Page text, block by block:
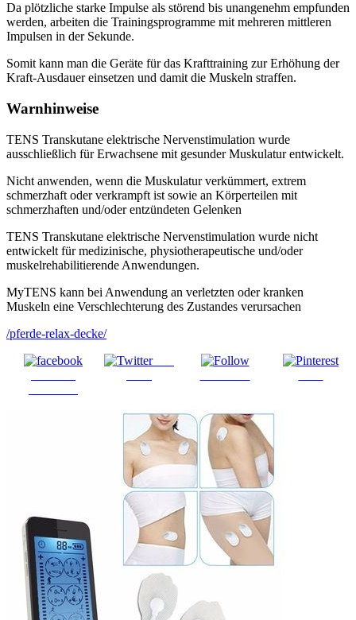
Da plötzliche starke Impulse als störend bis unangenehm empfunden
werden, arbeiten die Trainingsprogramme mit mehreren mittleren
Impulsen in der Sekunde.
Somit kann man die Geräte für das Krafttraining zur Erhöhung der
Kraft-Ausdauer einsetzen und damit die Muskeln straffen.
Warnhinweise
TENS Transkutane elektrische Nervenstimulation wurde
ausschließlich für Erwachsene mit gesunder Muskulatur entwickelt.
Nicht anwenden, wenn die Muskulatur verkümmert, extrem
schmerzhaft oder verkrampft ist sowie an Körperteilen mit
schmerzhaften und/oder entzündeten Gelenken
TENS Transkutane elektrische Nervenstimulation wurde nicht
entwickelt für medizinische, physiotherapeutische und/oder
muskelrehabilitierende Anwendungen.
MyTENS kann bei Anwendung an verletzten oder kranken
Muskeln eine Verschlechterung des Zustandes verursachen
/pferde-relax-decke/
Post